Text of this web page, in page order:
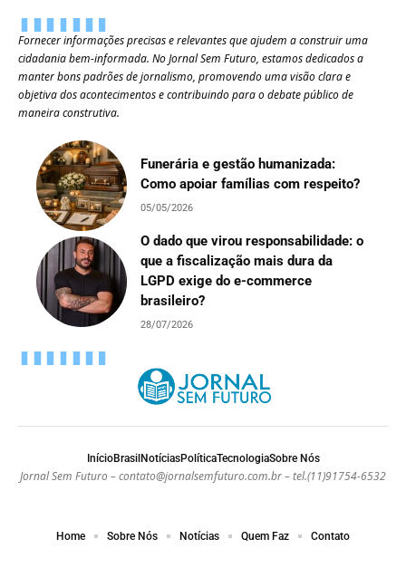
Fornecer informações precisas e relevantes que ajudem a construir uma
cidadania bem-informada. No Jornal Sem Futuro, estamos dedicados a
manter bons padrões de jornalismo, promovendo uma visão clara e
objetiva dos acontecimentos e contribuindo para o debate público de
maneira construtiva.
Funerária e gestão humanizada:
Como apoiar famílias com respeito?
05/05/2026
O dado que virou responsabilidade: o
que a fiscalização mais dura da
LGPD exige do e-commerce
brasileiro?
28/07/2026
InícioBrasil NotíciasPolíticaTecnologiaSobre Nós
Jornal Sem Futuro –contato@jornalsemfuturo.com.br– tel.(11)91754-6532
Home Sobre Nós Notícias Quem Faz Contato